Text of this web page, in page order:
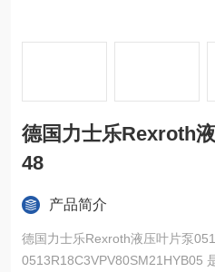
德国力士乐Rexroth
48
产品简介
德国力士乐Rexroth液压叶片泵
0513R18C3VPV80SM21HYB05